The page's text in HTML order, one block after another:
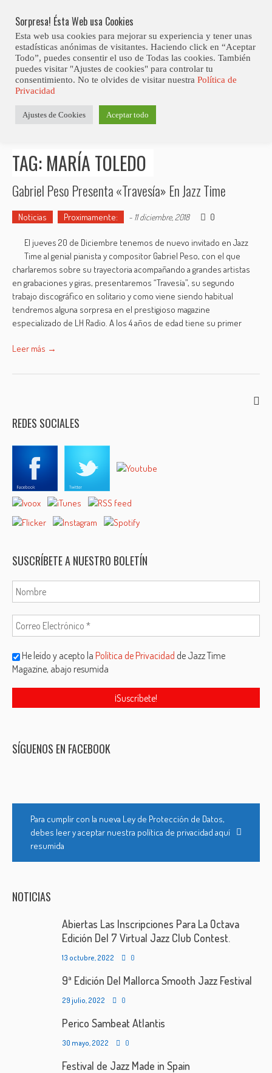
content
Club Contest.
Posts tagged "María Toledo"
TAG: MARÍA TOLEDO
Gabriel Peso Presenta «Travesía» En Jazz Time
Noticias Proximamente: - 11 diciembre, 2018 0
El jueves 20 de Diciembre tenemos de nuevo invitado en Jazz
Time al genial pianista y compositor Gabriel Peso, con el que
charlaremos sobre su trayectoria acompañando a grandes artistas
en grabaciones y giras, presentaremos “Travesía”, su segundo
trabajo discográfico en solitario y como viene siendo habitual
tendremos alguna sorpresa en el prestigioso magazine
especializado de LH Radio. A los 4 años de edad tiene su primer
Leer más →
REDES SOCIALES
SUSCRÍBETE A NUESTRO BOLETÍN
He leído y acepto laPolítica de Privacidad de Jazz Time
Magazine, abajo resumida
SÍGUENOS EN FACEBOOK
Para cumplir con la nueva Ley de Protección de Datos,
debes leer y aceptar nuestra política de privacidad aquí
resumida
NOTICIAS
Abiertas Las Inscripciones Para La Octava
Edición Del 7 Virtual Jazz Club Contest.
13 octubre, 2022 0
9ª Edición Del Mallorca Smooth Jazz Festival
29 julio, 2022 0
Perico Sambeat Atlantis
30 mayo, 2022 0
Festival de Jazz Made in Spain
Sorpresa! Ésta Web usa Cookies
Esta web usa cookies para mejorar su experiencia y tener unas
estadísticas anónimas de visitantes. Haciendo click en “Aceptar
Todo”, puedes consentir el uso de Todas las cookies. También
puedes visitar "Ajustes de cookies" para controlar tu
consentimiento. No te olvides de visitar nuestra Política de
Privacidad
Ajustes de Cookies Aceptar todo